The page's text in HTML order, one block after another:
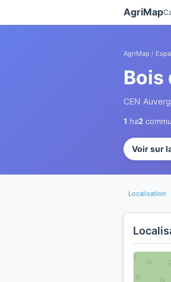
AgriMap
AgriMap /
Bois
CEN
1 ha2
Voir sur
Localisation
Panneau de gestion des cookies